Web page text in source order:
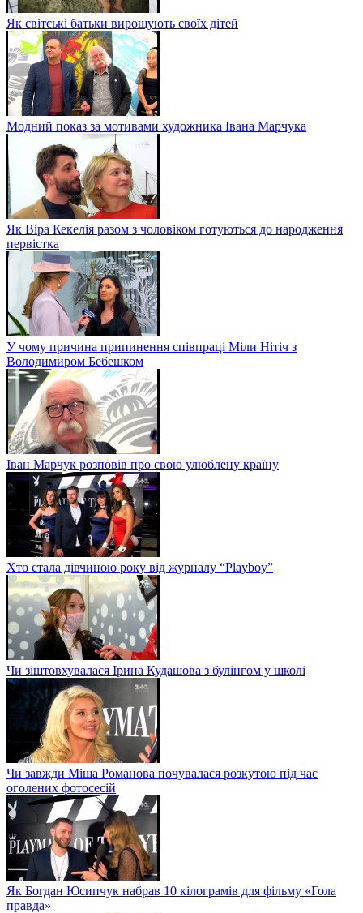
Як світські батьки вирощують своїх дітей
Модний показ за мотивами художника Івана Марчука
Як Віра Кекелія разом з чоловіком готуються до народження
первістка
У чому причина припинення співпраці Міли Нітіч з
Володимиром Бебешком
Іван Марчук розповів про свою улюблену країну
Хто стала дівчиною року від журналу “Playboy”
Чи зіштовхувалася Ірина Кудашова з булінгом у школі
Чи завжди Міша Романова почувалася розкутою під час
оголених фотосесій
Як Богдан Юсипчук набрав 10 кілограмів для фільму «Гола
правда»